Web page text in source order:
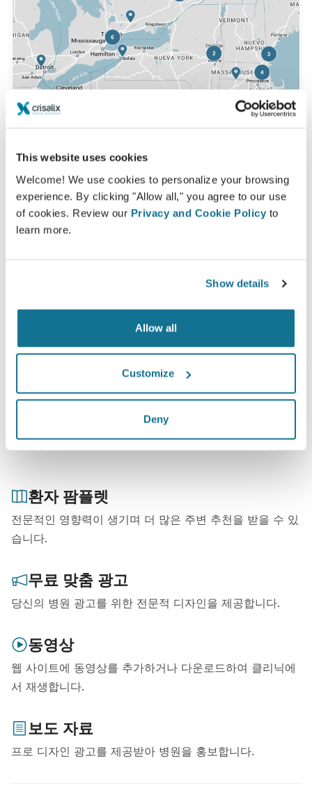
This website uses cookies
Welcome! We use cookies to personalize your browsing
experience. By clicking "Allow all," you agree to our use
of cookies. Review our Privacy and Cookie Policy to
learn more.
Show details
Allow all
Customize
Deny
가장 많이 방문한 3D 예약 디렉토리에서 고객들을 끌어
모든 방문객 참여: 3D 애니메이션 데모 포함
환자 팜플렛
전문적인 영향력이 생기며 더 많은 주변 추천을 받을 수 있
습니다.
무료 맞춤 광고
당신의 병원 광고를 위한 전문적 디자인을 제공합니다.
동영상
웹 사이트에 동영상를 추가하거나 다운로드하여 클리닉에
서 재생합니다.
보도 자료
프로 디자인 광고를 제공받아 병원을 홍보합니다.